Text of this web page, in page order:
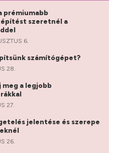
prémiumabb
szeretnél a
6.
számítógépet?
28.
meg a legjobb
27.
jelentése és szerepe
26.